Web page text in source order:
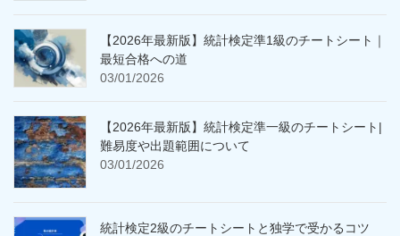
【2026年最新版】統計検定準1級のチートシート｜
最短合格への道
03/01/2026
【2026年最新版】統計検定準一級のチートシート|
難易度や出題範囲について
03/01/2026
統計検定2級のチートシートと独学で受かるコツ